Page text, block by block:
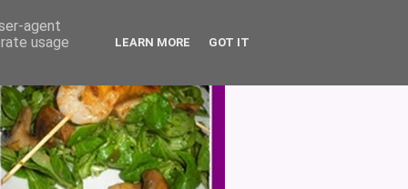
agent
usage
LEARN MORE GOT IT